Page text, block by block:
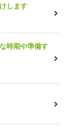
します
時期や準備す